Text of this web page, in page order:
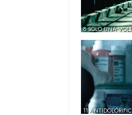
8 SOLO UNA
11